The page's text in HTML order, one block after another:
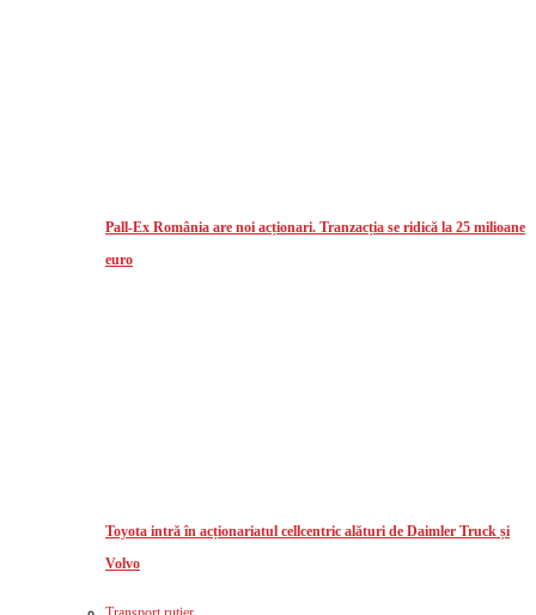
Pall-Ex România are noi acționari. Tranzacția se ridică la 25 milioane
euro
Toyota intră în acționariatul cellcentric alături de Daimler Truck și
Volvo